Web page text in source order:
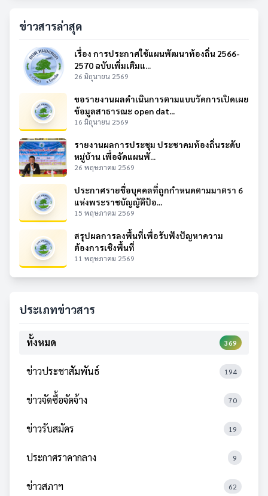
ข่าวสารล่าสุด
เรื่อง การประกาศใช้แผนพัฒนาท้องถิ่น 2566-
2570 ฉบับเพิ่มเติมแ...
26 มิถุนายน 2569
ขอรายงานผลดำเนินการตามแบบวัดการเปิดเผย
ข้อมูลสาธารณะ open dat...
16 มิถุนายน 2569
รายงานผลการประชุม ประชาคมท้องถิ่นระดับ
หมู่บ้าน เพื่อจัดแผนพั...
26 พฤษภาคม 2569
ประกาศรายชื่อบุคคลที่ถูกกำหนดตามมาตรา 6
แห่งพระราชบัญญัติป้อ...
15 พฤษภาคม 2569
สรุปผลการลงพื้นที่เพื่อรับฟังปัญหาความ
ต้องการเชิงพื้นที่
11 พฤษภาคม 2569
ประเภทข่าวสาร
ทั้งหมด 369
ข่าวประชาสัมพันธ์ 194
ข่าวจัดซื้อจัดจ้าง 70
ข่าวรับสมัคร 19
ประกาศราคากลาง 9
ข่าวสภาฯ 62